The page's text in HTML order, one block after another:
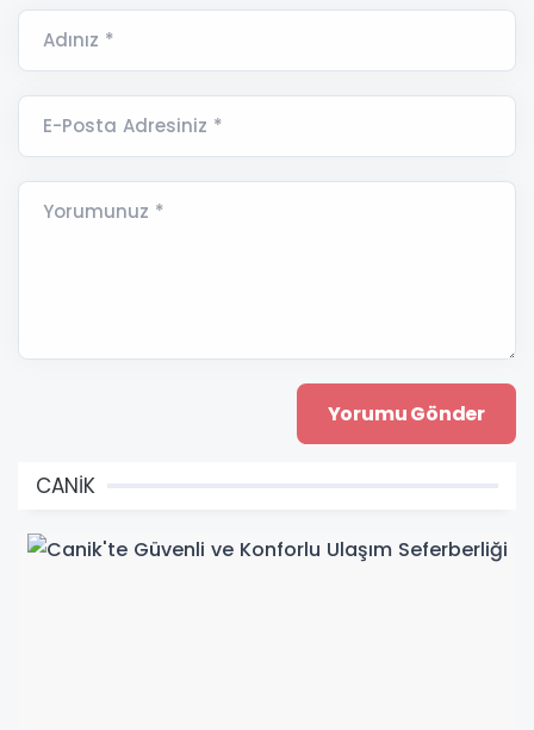
Adınız *
E-Posta Adresiniz *
Yorumunuz *
CANİK